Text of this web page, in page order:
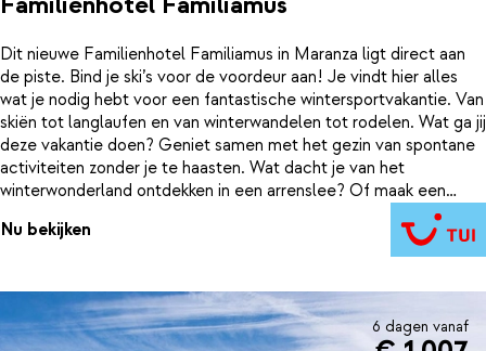
Dit nieuwe Familienhotel Familiamus in Maranza ligt direct aan
de piste. Bind je ski’s voor de voordeur aan! Je vindt hier alles
wat je nodig hebt voor een fantastische wintersportvakantie. Van
skiën tot langlaufen en van winterwandelen tot rodelen. Wat ga jij
deze vakantie doen? Geniet samen met het gezin van spontane
activiteiten zonder je te haasten. Wat dacht je van het
winterwonderland ontdekken in een arrenslee? Of maak een
magische wandeling. Een vakantie bij Familiamus is een om nooit
meer te vergeten.
Nu bekijken
6 dagen vanaf